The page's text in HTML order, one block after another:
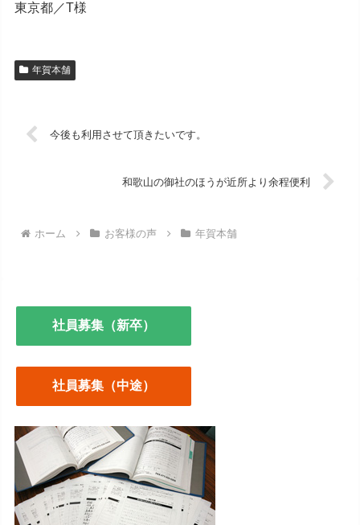
東京都／T様
年賀本舗
今後も利用させて頂きたいです。
和歌山の御社のほうが近所より余程便利
ホーム お客様の声 年賀本舗
社員募集（新卒）
社員募集（中途）